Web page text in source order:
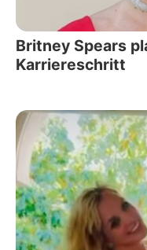
Britney Spears
Karriereschritt